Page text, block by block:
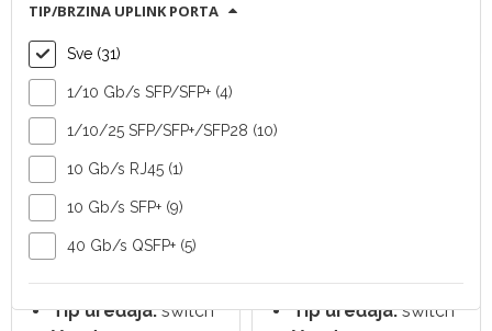
TIP/BRZINA UPLINK PORTA
Sve (31)
1/10 Gb/s SFP/SFP+ (4)
1/10/25 SFP/SFP+/SFP28 (10)
10 Gb/s RJ45 (1)
10 Gb/s SFP+ (9)
40 Gb/s QSFP+ (5)
SAZNAJ VIŠE
Switch Ruckus
ICX7850-48C
Tip uređaja:switch
Tip uređaja:switch